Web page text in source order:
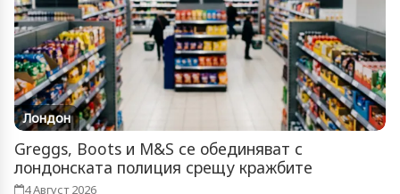
Лондон
Greggs, Boots и M&S се обединяват с
лондонската полиция срещу кражбите
4 Август 2026